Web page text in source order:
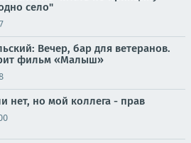
село"
Вечер, бар для ветеранов.
фильм «Малыш»
нет, но мой коллега - прав